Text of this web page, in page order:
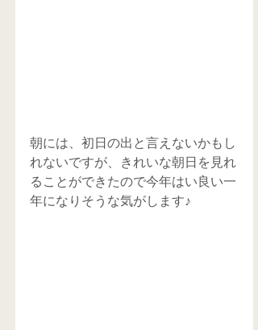
朝には、初日の出と言えないかもし
れないですが、きれいな朝日を見れ
ることができたので今年はい良い一
年になりそうな気がします♪